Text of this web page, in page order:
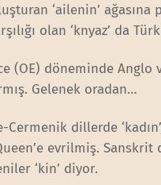
‘ailenin’ ağasına
olan ‘knyaz’ da
(OE) döneminde Anglo
Gelenek oradan…
dillerde ‘kadın’,
evrilmiş. Sanskrit
‘kin’ diyor.